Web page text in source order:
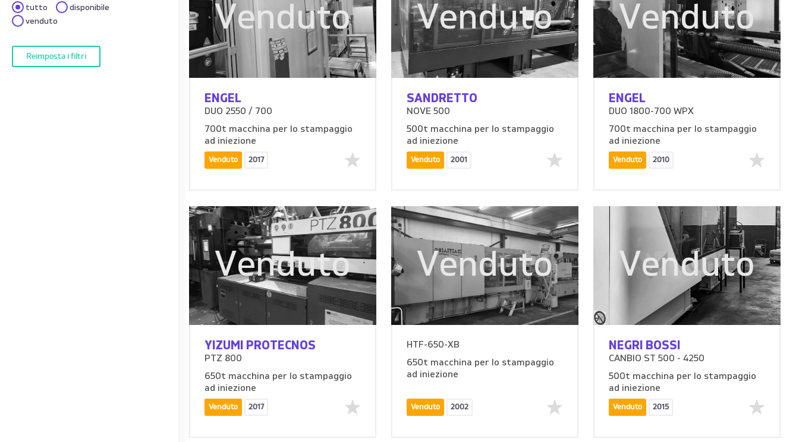
tutto
disponibile
venduto
Reimposta i filtri
Venduto
ENGEL
DUO 2550 / 700
700t macchina per lo stampaggio
ad iniezione
Venduto 2017
Venduto
SANDRETTO
NOVE 500
500t macchina per lo stampaggio
ad iniezione
Venduto 2001
Venduto
ENGEL
DUO 1800-700 WPX
700t macchina per lo stampaggio
ad iniezione
Venduto 2010
Venduto
YIZUMI PROTECNOS
PTZ 800
650t macchina per lo stampaggio
ad iniezione
Venduto 2017
Venduto
HTF-650-XB
650t macchina per lo stampaggio
ad iniezione
Venduto 2002
Venduto
NEGRI BOSSI
CANBIO ST 500 - 4250
500t macchina per lo stampaggio
ad iniezione
Venduto 2015